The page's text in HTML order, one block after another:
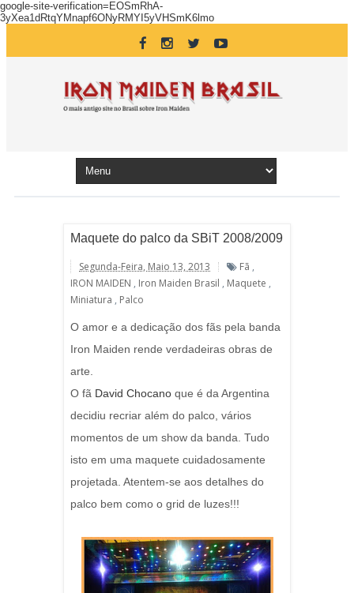
google-site-verification=EOSmRhA-
3yXea1dRtqYMnapf6ONyRMYI5yVHSmK6lmo
Maquete do palco da SBiT 2008/2009
Segunda-Feira, Maio 13, 2013 Fã ,
IRON MAIDEN , Iron Maiden Brasil , Maquete ,
Miniatura , Palco
O amor e a dedicação dos fãs pela banda
Iron Maiden rende verdadeiras obras de
arte.
O fã David Chocano que é da Argentina
decidiu recriar além do palco, vários
momentos de um show da banda. Tudo
isto em uma maquete cuidadosamente
projetada. Atentem-se aos detalhes do
palco bem como o grid de luzes!!!